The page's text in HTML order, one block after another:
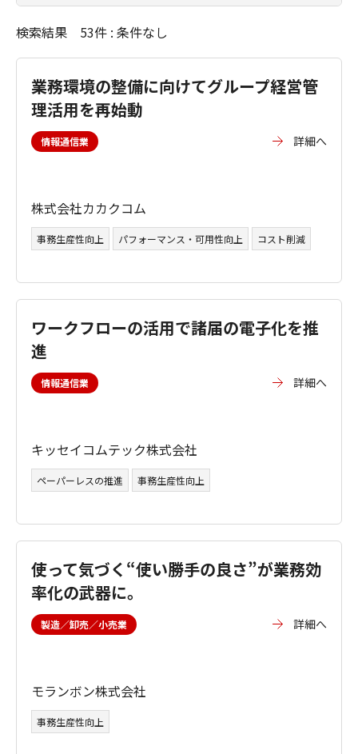
検索結果 53件 : 条件なし
業務環境の整備に向けてグループ経営管
理活用を再始動
情報通信業 詳細へ
株式会社カカクコム
事務生産性向上 パフォーマンス・可用性向上 コスト削減
ワークフローの活用で諸届の電子化を推
進
情報通信業 詳細へ
キッセイコムテック株式会社
ペーパーレスの推進 事務生産性向上
使って気づく“使い勝手の良さ”が業務効
率化の武器に。
製造／卸売／小売業 詳細へ
モランボン株式会社
事務生産性向上